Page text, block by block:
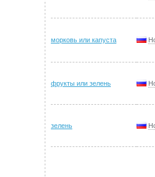
морковь или капуста
фрукты или зелень
зелень